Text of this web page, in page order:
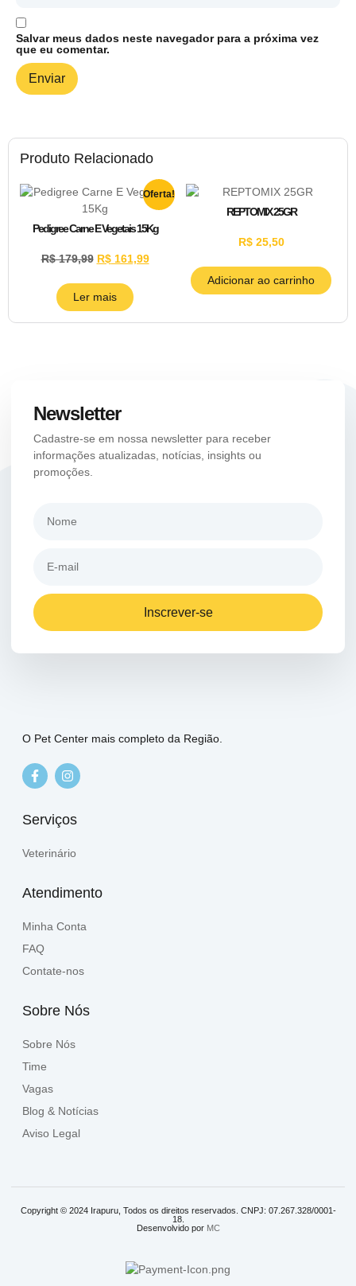
Produto Relacionado
Oferta!
Pedigree Carne E Vegetais 15Kg
R$179,99 R$161,99
Ler mais
REPTOMIX 25GR
R$25,50
Adicionar ao carrinho
Salvar meus dados neste navegador para a próxima vez
que eu comentar.
Newsletter
Cadastre-se em nossa newsletter para receber
informações atualizadas, notícias, insights ou
promoções.
Inscrever-se
O Pet Center mais completo da Região.
Serviços
Veterinário
Atendimento
Minha Conta
FAQ
Contate-nos
Sobre Nós
Sobre Nós
Time
Vagas
Blog & Notícias
Aviso Legal
Copyright © 2024 Irapuru, Todos os direitos reservados. CNPJ: 07.267.328/0001-
18.
Desenvolvido por MC